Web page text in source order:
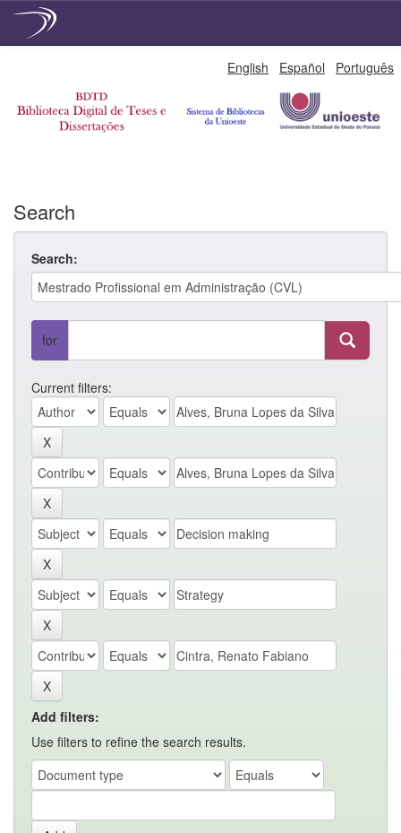
English Español Português
Search
Search:
for
Current filters:
Add filters:
Use filters to refine the search results.